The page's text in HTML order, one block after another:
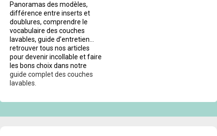
Panoramas des modèles,
différence entre inserts et
doublures, comprendre le
vocabulaire des couches
lavables, guide d’entretien…
retrouver tous nos articles
pour devenir incollable et faire
les bons choix dans notre
guide complet des couches
lavables.